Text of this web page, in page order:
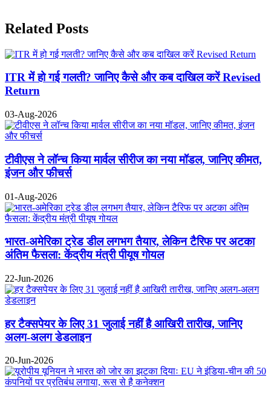
Related Posts
ITR में हो गई गलती? जानिए कैसे और कब दाखिल करें Revised
Return
03-Aug-2026
टीवीएस ने लॉन्च किया मार्वल सीरीज का नया मॉडल, जानिए कीमत,
इंजन और फीचर्स
01-Aug-2026
भारत-अमेरिका ट्रेड डील लगभग तैयार, लेकिन टैरिफ पर अटका
अंतिम फैसला: केंद्रीय मंत्री पीयूष गोयल
22-Jun-2026
हर टैक्सपेयर के लिए 31 जुलाई नहीं है आखिरी तारीख, जानिए
अलग-अलग डेडलाइन
20-Jun-2026